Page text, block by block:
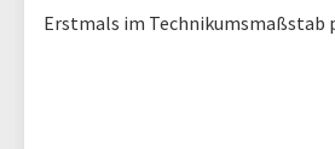
Erstmals im Technikumsmaßstab